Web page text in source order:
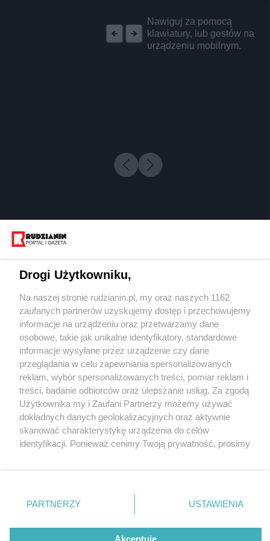
Nawiguj za pomocą
klawiatury, lub gestów na
urządzeniu mobilnym.
2 / 0
Wydawca mediów
Nie zapomnij
zapoznać się z:
polityką prywatności regulamin korzystania z portali
Twojemiasto
Piekary Śląskie
Chorzów
Tarnowskie Góry
Gliwice
Skontakuj sięz nami
Kontakt
Wydawca
Redakcja
Drogi Użytkowniku,
Na naszej stronie rudzianin.pl, my oraz naszych 1162
zaufanych partnerów uzyskujemy dostęp i przechowujemy
informacje na urządzeniu oraz przetwarzamy dane
osobowe, takie jak unikalne identyfikatory, standardowe
informacje wysyłane przez urządzenie czy dane
przeglądania w celu zapewniania spersonalizowanych
reklam, wybór spersonalizowanych treści, pomiar reklam i
treści, badanie odbiorców oraz ulepszanie usług. Za zgodą
Użytkownika my i Zaufani Partnerzy możemy używać
dokładnych danych geolokalizacyjnych oraz aktywnie
skanować charakterystykę urządzenia do celów
identyfikacji. Ponieważ cenimy Twoją prywatność, prosimy
prywatności znajdujący się w lewym dolnym rogu strony
. Niektóre rodzaje przetwarzania danych nie wymagają
zgody użytkownika, ale masz prawo sprzeciwić się
takiemu przetwarzaniu. Preferencje będą miały
PARTNERZY USTAWIENIA
Akceptuję